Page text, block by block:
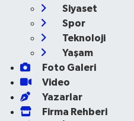
Siyaset
Spor
Teknoloji
Yaşam
Foto Galeri
Video
Yazarlar
Firma Rehberi